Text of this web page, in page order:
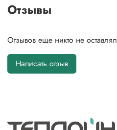
Отзывы
Отзывов еще никто не оставлял
Написать отзыв